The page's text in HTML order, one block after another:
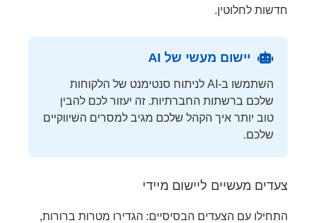
חדשות לחלוטין.
יישום מעשי של AI
השתמשו ב-AI לניתוח סנטימנט של הלקוחות
שלכם ברשתות החברתיות. זה יעזור לכם להבין
טוב יותר איך הקהל שלכם מגיב למסרים השיווקיים
שלכם.
צעדים מעשיים ליישום מיידי
התחילו עם הצעדים הבסיסיים: הגדירו מטרות ברורות,